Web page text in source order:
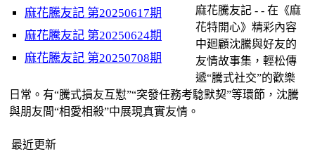
麻花騰友記 第20250617期
麻花騰友記 第20250624期
麻花騰友記 第20250708期
麻花騰友記 - - 在《麻
花特開心》精彩內容
中廻顧沈騰與好友的
友情故事集，輕松傳
遞“騰式社交”的歡樂
日常。有“騰式損友互懟”“突發任務考騐默契”等環節，沈騰
與朋友間“相愛相殺”中展現真實友情。
最近更新